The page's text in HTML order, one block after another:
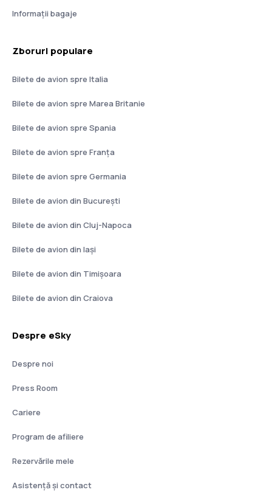
Informații bagaje
Zboruri populare
Bilete de avion spre Italia
Bilete de avion spre Marea Britanie
Bilete de avion spre Spania
Bilete de avion spre Franţa
Bilete de avion spre Germania
Bilete de avion din București
Bilete de avion din Cluj-Napoca
Bilete de avion din Iași
Bilete de avion din Timișoara
Bilete de avion din Craiova
Despre eSky
Despre noi
Press Room
Cariere
Program de afiliere
Rezervările mele
Asistenţă şi contact